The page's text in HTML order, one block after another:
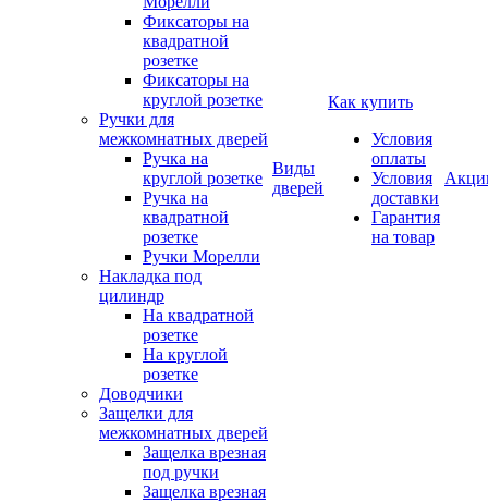
Фиксаторы на
квадратной
розетке
Фиксаторы на
круглой розетке
Ручки для
межкомнатных дверей
Ручка на
круглой розетке
Ручка на
квадратной
розетке
Ручки Морелли
Накладка под
цилиндр
На квадратной
розетке
На круглой
розетке
Доводчики
Защелки для
межкомнатных дверей
Защелка врезная
под ручки
Защелка врезная
Виды
дверей
Как купить
Условия
оплаты
Условия
доставки
Гарантия
на товар